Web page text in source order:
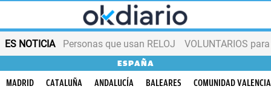
ES NOTICIA Personas que usan RELOJ VOLUNTARIOS
ESPAÑA
MADRID CATALUÑA ANDALUCÍA BALEARES
COMUNIDAD